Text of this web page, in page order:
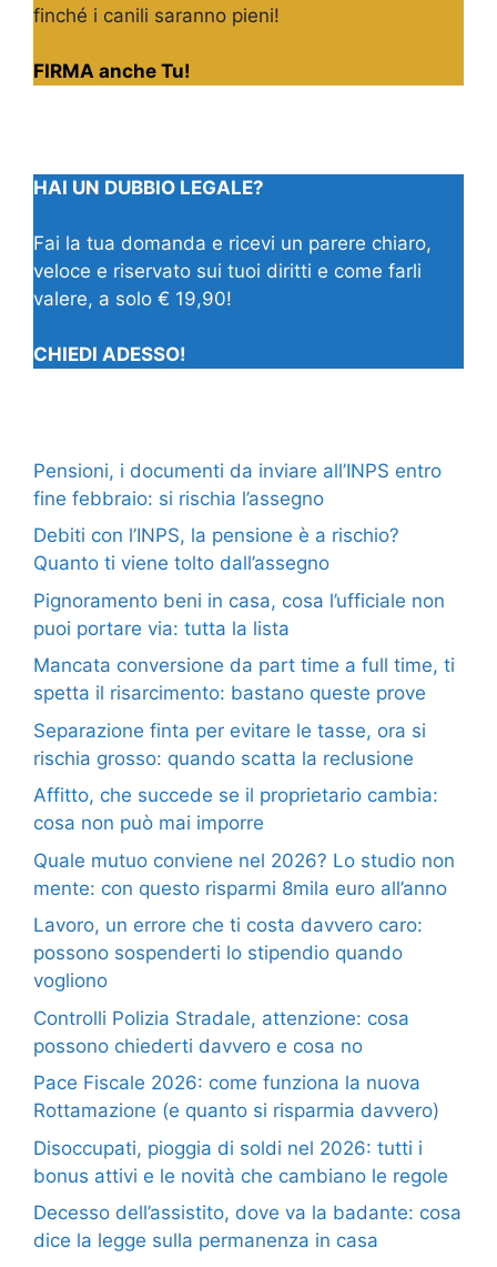
finché i canili saranno pieni!
FIRMA anche Tu!
HAI UN DUBBIO LEGALE?
Fai la tua domanda e ricevi un parere chiaro,
veloce e riservato sui tuoi diritti e come farli
valere, a solo € 19,90!
CHIEDI ADESSO!
Pensioni, i documenti da inviare all’INPS entro
fine febbraio: si rischia l’assegno
Debiti con l’INPS, la pensione è a rischio?
Quanto ti viene tolto dall’assegno
Pignoramento beni in casa, cosa l’ufficiale non
puoi portare via: tutta la lista
Mancata conversione da part time a full time, ti
spetta il risarcimento: bastano queste prove
Separazione finta per evitare le tasse, ora si
rischia grosso: quando scatta la reclusione
Affitto, che succede se il proprietario cambia:
cosa non può mai imporre
Quale mutuo conviene nel 2026? Lo studio non
mente: con questo risparmi 8mila euro all’anno
Lavoro, un errore che ti costa davvero caro:
possono sospenderti lo stipendio quando
vogliono
Controlli Polizia Stradale, attenzione: cosa
possono chiederti davvero e cosa no
Pace Fiscale 2026: come funziona la nuova
Rottamazione (e quanto si risparmia davvero)
Disoccupati, pioggia di soldi nel 2026: tutti i
bonus attivi e le novità che cambiano le regole
Decesso dell’assistito, dove va la badante: cosa
dice la legge sulla permanenza in casa